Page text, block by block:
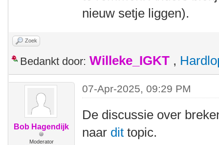
nieuw setje liggen).
Zoek
Bedankt door: Willeke_IGKT ,
Bob Hagendijk
Moderator
07-Apr-2025, 09:29 PM
De discussie over
naar dit topic.